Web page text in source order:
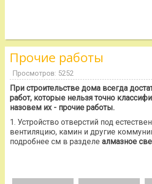
Прочие работы
Просмотров: 5252
При строительстве дома всегда
работ, которые нельзя точно
назовем их - прочие работы.
1. Устройство отверстий под
вентиляцию, камин и другие
подробнее см в разделе алмазное